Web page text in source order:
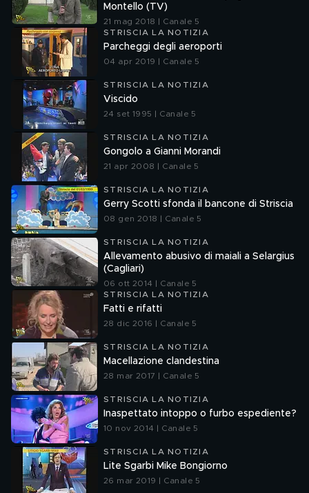
Montello (TV)
21 mag 2018 | Canale 5
STRISCIA LA NOTIZIA
Parcheggi degli aeroporti
04 apr 2019 | Canale 5
STRISCIA LA NOTIZIA
Viscido
24 set 1995 | Canale 5
STRISCIA LA NOTIZIA
Gongolo a Gianni Morandi
21 apr 2008 | Canale 5
STRISCIA LA NOTIZIA
Gerry Scotti sfonda il bancone di Striscia
08 gen 2018 | Canale 5
STRISCIA LA NOTIZIA
Allevamento abusivo di maiali a Selargius
(Cagliari)
06 ott 2014 | Canale 5
STRISCIA LA NOTIZIA
Fatti e rifatti
28 dic 2016 | Canale 5
STRISCIA LA NOTIZIA
Macellazione clandestina
28 mar 2017 | Canale 5
STRISCIA LA NOTIZIA
Inaspettato intoppo o furbo espediente?
10 nov 2014 | Canale 5
STRISCIA LA NOTIZIA
Lite Sgarbi Mike Bongiorno
26 mar 2019 | Canale 5